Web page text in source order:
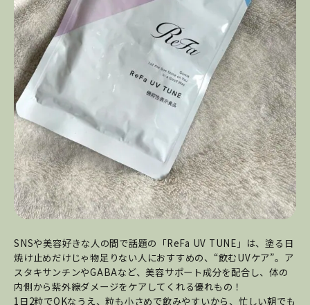
SNSや美容好きな人の間で話題の「ReFa UV TUNE」は、塗る日
焼け止めだけじゃ物足りない人におすすめの、“飲むUVケア”。ア
スタキサンチンやGABAなど、美容サポート成分を配合し、体の
内側から紫外線ダメージをケアしてくれる優れもの！
1日2粒でOKなうえ、粒も小さめで飲みやすいから、忙しい朝でも